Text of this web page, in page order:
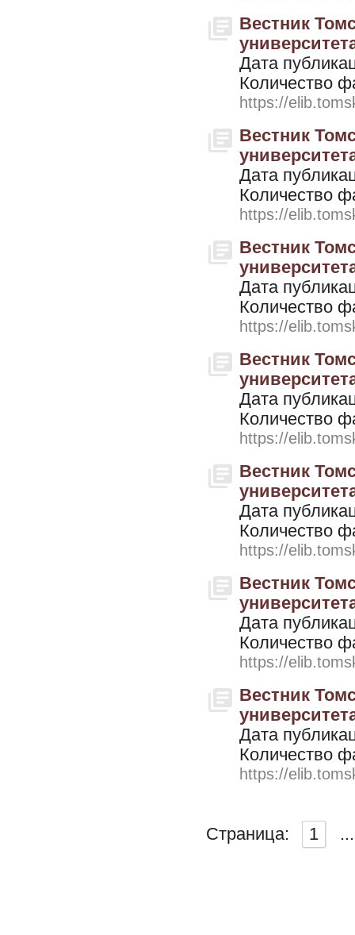
Вестник
Дата
Количество
https://
Вестник
Дата
Количество
https://
Вестник
Дата
Количество
https://
Вестник
Дата
Количество
https://
Вестник
Дата
Количество
https://
Вестник
Дата
Количество
https://
Вестник
Дата
Количество
https://
Страница: 1 ...